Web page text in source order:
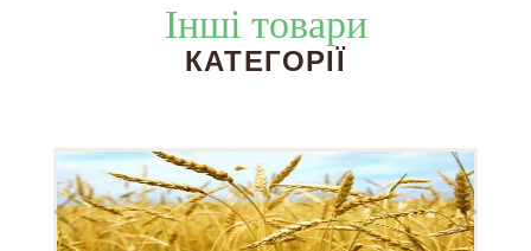
Інші товари
КАТЕГОРІЇ